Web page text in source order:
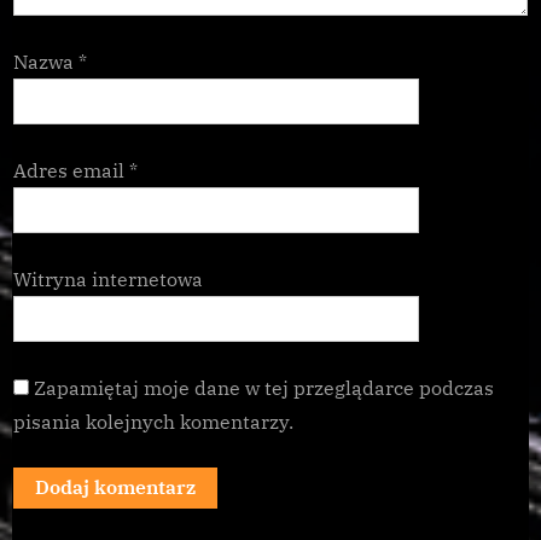
Nazwa *
Adres email *
Witryna internetowa
Zapamiętaj moje dane w tej przeglądarce podczas
pisania kolejnych komentarzy.